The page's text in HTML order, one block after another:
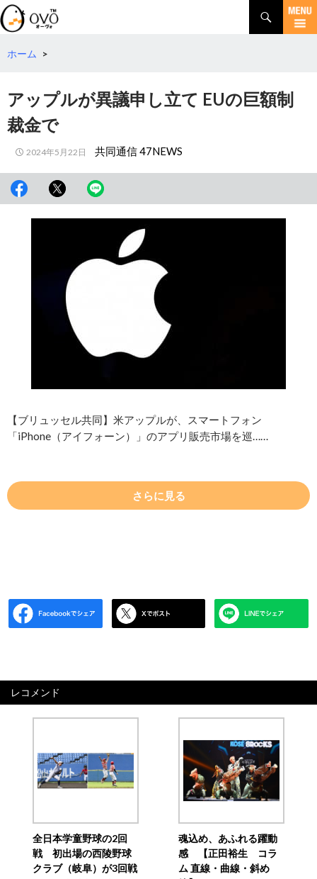
検
索
コ
テ
へ
動
ホーム >
アップルが異議申し立て EUの巨額制
裁金で
2024年5月22日 共同通信 47NEWS
【ブリュッセル共同】米アップルが、スマートフォン
「iPhone（アイフォーン）」のアプリ販売市場を巡……
さらに見る
レコメンド
全日本学童野球の2回
戦 初出場の西陵野球
クラブ（岐阜）が3回戦
魂込め、あふれる躍動
感 【正田裕生 コラ
ム 直線・曲線・斜め